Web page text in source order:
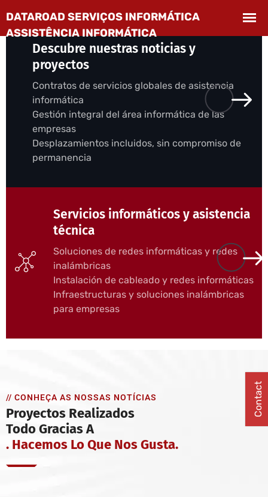
Descubre nuestras noticias y
proyectos
Contratos de servicios globales de asistencia
informática
Gestión integral del área informática de las
empresas
Desplazamientos incluidos, sin compromiso de
permanencia
Servicios informáticos y asistencia
técnica
Soluciones de redes informáticas y redes
inalámbricas
Instalación de cableado y redes informáticas
Infraestructuras y soluciones inalámbricas
para empresas
// CONHEÇA AS NOSSAS NOTÍCIAS
Proyectos Realizados
Todo Gracias A
. Hacemos Lo Que Nos Gusta.
Contact